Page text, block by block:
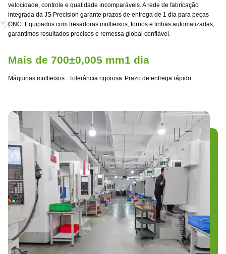
velocidade, controle e qualidade incomparáveis. A rede de fabricação
integrada da JS Precision garante prazos de entrega de 1 dia para peças
CNC. Equipados com fresadoras multieixos, tornos e linhas automatizadas,
garantimos resultados precisos e remessa global confiável.
Mais de 700
Máquinas multieixos
±0,005 mm
Tolerância rigorosa
1 dia
Prazo de entrega rápido